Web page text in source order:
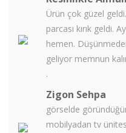
Ürün çok güzel
parcası kırık geldi.
hemen.
geliyor memnun
.
Zigon Sehpa
görselde
mobilyadan tv